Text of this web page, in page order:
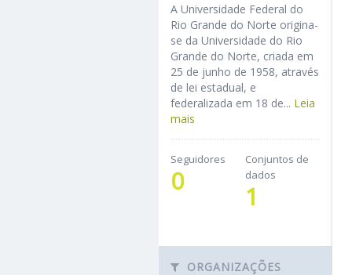
A Universidade Federal do
Rio Grande do Norte origina-
se da Universidade do Rio
Grande do Norte, criada em
25 de junho de 1958, através
de lei estadual, e
federalizada em 18 de... Leia
mais
Seguidores
0
Conjuntos de
dados
1
ORGANIZAÇÕES